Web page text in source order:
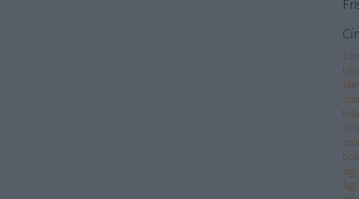
10
de